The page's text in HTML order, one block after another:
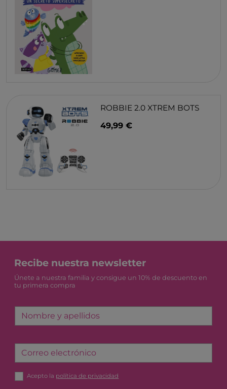
ROBBIE 2.0 XTREM BOTS
49,99 €
Recibe nuestra newsletter
Únete a nuestra familia y consigue un 10% de descuento en
tu primera compra
Nombre y apellidos
Correo electrónico
Acepto la política de privacidad